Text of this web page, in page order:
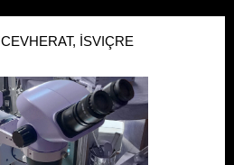
İSVIÇRE
İSVIÇRE